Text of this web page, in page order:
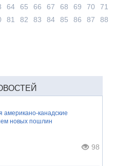
64 65 66 67 68 69 70
71
81 82 83 84 85 86 87
88
американо-канадские
новых пошлин
98